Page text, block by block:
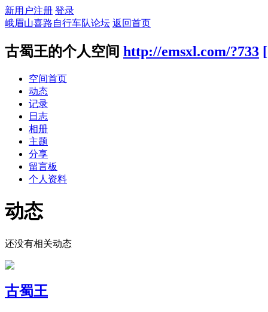
新用户注册 登录
峨眉山喜路自行车队论坛 返回首页
古蜀王的个人空间 http://emsxl.com/?733
空间首页
动态
记录
日志
相册
主题
分享
留言板
个人资料
动态
还没有相关动态
古蜀王